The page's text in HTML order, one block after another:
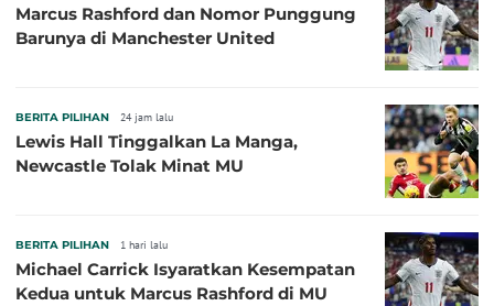
Marcus Rashford dan Nomor Punggung
Barunya di Manchester United
BERITA PILIHAN 24 jam lalu
Lewis Hall Tinggalkan La Manga,
Newcastle Tolak Minat MU
BERITA PILIHAN 1 hari lalu
Michael Carrick Isyaratkan Kesempatan
Kedua untuk Marcus Rashford di MU